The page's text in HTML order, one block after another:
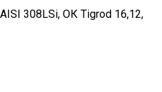
308LSi, ОК Tigrod 16,12,